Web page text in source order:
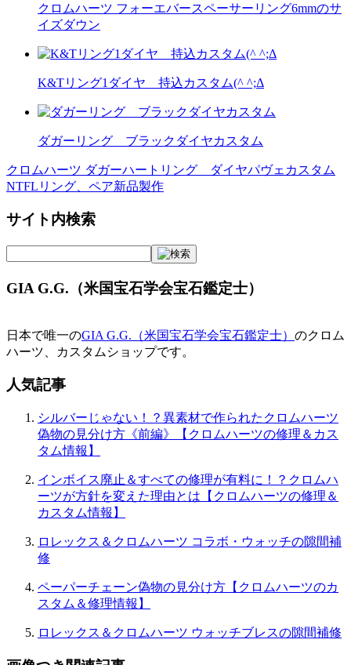
クロムハーツ フォーエバースペーサーリング6mmのサ
イズダウン
K&Tリング1ダイヤ 持込カスタム(^ ^;Δ
ダガーリング ブラックダイヤカスタム
投
稿
ナ
ビ
ー
シ
ョ
ン
クロムハーツ ダガーハートリング ダイヤパヴェカスタム
NTFLリング、ペア新品製作
サイト内検索
GIA G.G.（米国宝石学会宝石鑑定士）
日本で唯一のGIA G.G.（米国宝石学会宝石鑑定士） のクロム
ハーツ、カスタムショップです。
人気記事
シルバーじゃない！？異素材で作られたクロムハーツ
偽物の見分け方《前編》【クロムハーツの修理＆カス
タム情報】
インボイス廃止＆すべての修理が有料に！？クロムハ
ーツが方針を変えた理由とは【クロムハーツの修理＆
カスタム情報】
ロレックス＆クロムハーツ コラボ・ウォッチの隙間補
修
ペーパーチェーン偽物の見分け方【クロムハーツのカ
スタム＆修理情報】
ロレックス＆クロムハーツ ウォッチブレスの隙間補修